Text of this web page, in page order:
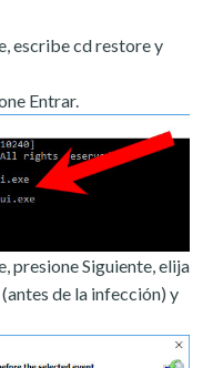
escribe cd restore y
Entrar.
presione Siguiente, elija
de la infección) y